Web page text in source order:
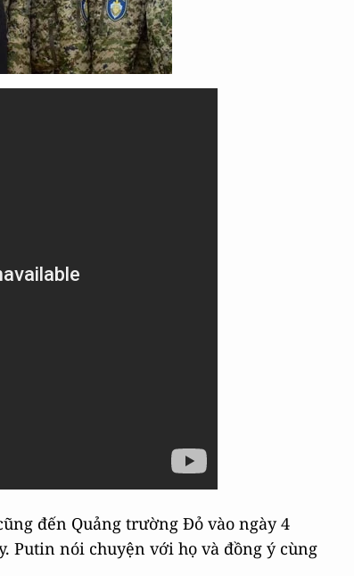
đến Quảng trường Đỏ vào ngày 4
Putin nói chuyện với họ và đồng ý cùng